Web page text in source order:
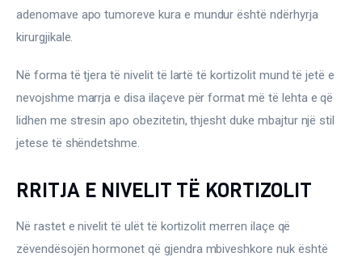
adenomave apo tumoreve kura e mundur është ndërhyrja
kirurgjikale.
Në forma të tjera të nivelit të lartë të kortizolit mund të jetë e
nevojshme marrja e disa ilaçeve për format më të lehta e që
lidhen me stresin apo obezitetin, thjesht duke mbajtur një stil
jetese të shëndetshme.
RRITJA E NIVELIT TË KORTIZOLIT
Në rastet e nivelit të ulët të kortizolit merren ilaçe që
zëvendësojën hormonet që gjendra mbiveshkore nuk është